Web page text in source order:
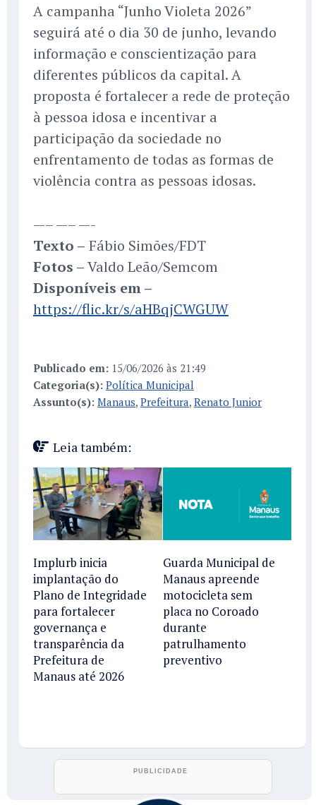
A campanha “Junho Violeta 2026”
seguirá até o dia 30 de junho, levando
informação e conscientização para
diferentes públicos da capital. A
proposta é fortalecer a rede de proteção
à pessoa idosa e incentivar a
participação da sociedade no
enfrentamento de todas as formas de
violência contra as pessoas idosas.
—– —– —-
Texto – Fábio Simões/FDT
Fotos –Valdo Leão/Semcom
Disponíveis em –
https://flic.kr/s/aHBqjCWGUW
Publicado em: 15/06/2026 às 21:49
Categoria(s): Política Municipal
Assunto(s): Manaus, Prefeitura, Renato Junior
Leia também:
Implurb inicia
implantação do
Plano de Integridade
para fortalecer
governança e
transparência da
Prefeitura de
Manaus até 2026
Guarda Municipal de
Manaus apreende
motocicleta sem
placa no Coroado
durante
patrulhamento
preventivo